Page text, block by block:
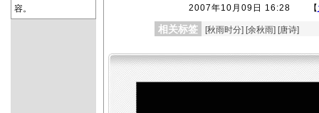
容。
2007年10月09日 16:28 【
相关标签 [秋雨时分] [余秋雨] [唐诗]